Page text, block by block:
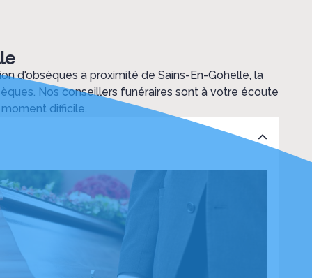
d'obsèques à proximité de Sains-En-Gohelle, la
Nos conseillers funéraires sont à votre écoute
difficile.